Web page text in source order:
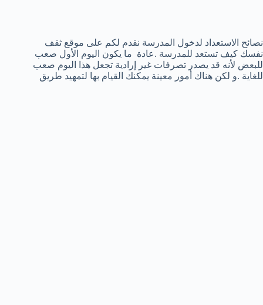
نصائح الاستعداد لدخول المدرسة نقدم لكم على موقع ثقف
نفسك كيف تستعد للمدرسة .عادة ما يكون اليوم الأول صعب
للبعض لأنه قد يصدر تصرفات غير إرادية تجعل هذا اليوم صعب
للغاية .و لكن هناك أمور معينة يمكنك القيام بها لتمهيد طريق